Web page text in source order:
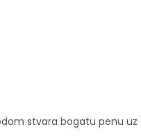
stvara bogatu penu uz